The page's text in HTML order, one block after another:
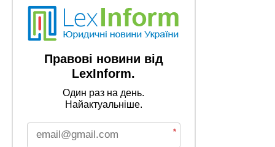
Правові новини від
LexInform.
Один раз на день.
Найактуальніше.
*